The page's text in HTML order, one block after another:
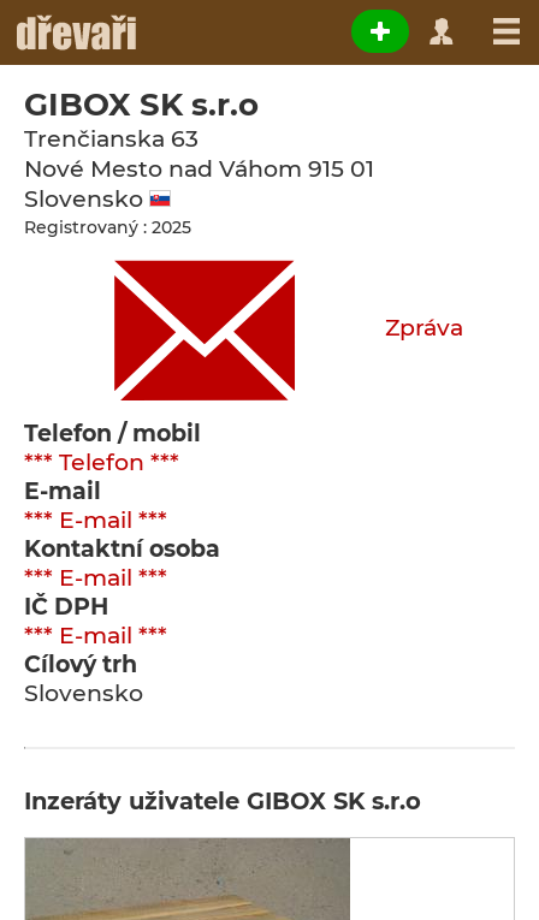
GIBOX SK s.r.o
Trenčianska 63
Nové Mesto nad Váhom 915 01
Slovensko
Registrovaný : 2025
Zpráva
Telefon / mobil
*** Telefon ***
E-mail
*** E-mail ***
Kontaktní osoba
*** E-mail ***
IČ DPH
*** E-mail ***
Cílový trh
Slovensko
Inzeráty uživatele GIBOX SK s.r.o